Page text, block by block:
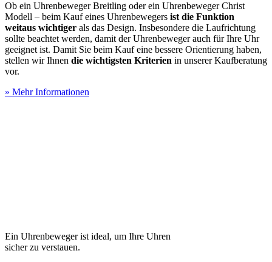
Ob ein Uhrenbeweger Breitling oder ein Uhrenbeweger Christ
Modell – beim Kauf eines Uhrenbewegers ist die Funktion
weitaus wichtiger als das Design. Insbesondere die Laufrichtung
sollte beachtet werden, damit der Uhrenbeweger auch für Ihre Uhr
geeignet ist. Damit Sie beim Kauf eine bessere Orientierung haben,
stellen wir Ihnen die wichtigsten Kriterien in unserer Kaufberatung
vor.
» Mehr Informationen
Ein Uhrenbeweger ist ideal, um Ihre Uhren
sicher zu verstauen.